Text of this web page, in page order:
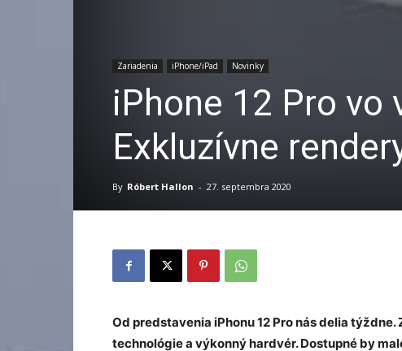
Zariadenia iPhone/iPad Novinky
iPhone 12 Pro vo
Exkluzívne
By Róbert Hallon - 27. septembra 2020
Od predstavenia iPhonu 12 Pro nás delia
technológie a výkonný hardvér. Dostupné by